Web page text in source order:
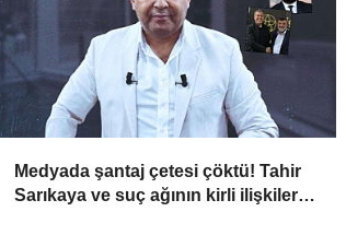
Medyada şantaj çetesi çöktü! Tahir
Sarıkaya ve suç ağının kirli ilişkiler